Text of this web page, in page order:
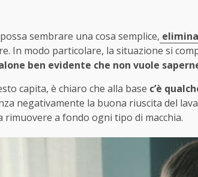
sembrare una cosa semplice,
In modo particolare, la situazione si
ben evidente che non vuole
capita, è chiaro che alla base c’è
negativamente la buona riuscita del
rimuovere a fondo ogni tipo di macchia.